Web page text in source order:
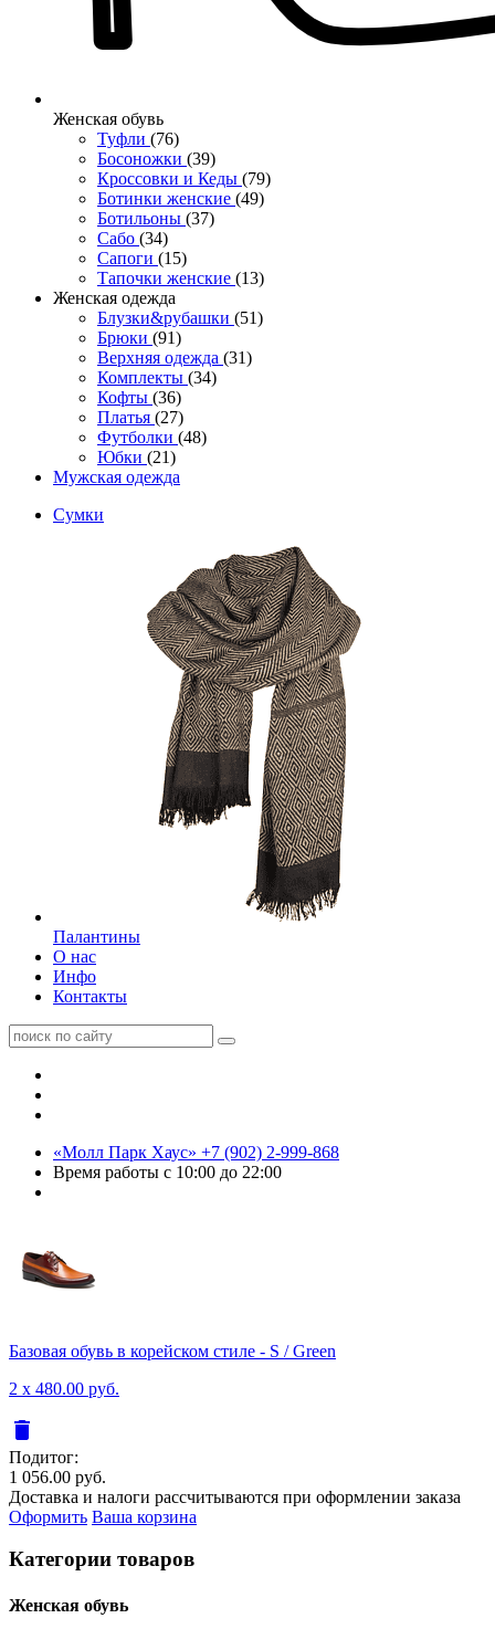
Женcкая обувь
Туфли (76)
Босоножки (39)
Кроссовки и Кеды (79)
Ботинки женские (49)
Ботильоны (37)
Сабо (34)
Сапоги (15)
Тапочки женские (13)
Женская одежда
Блузки&рубашки (51)
Брюки (91)
Верхняя одежда (31)
Комплекты (34)
Кофты (36)
Платья (27)
Футболки (48)
Юбки (21)
Мужская одежда
Сумки
Палантины
О нас
Инфо
Контакты
«Молл Парк Хаус» +7 (902) 2-999-868
Время работы с 10:00 до 22:00
Базовая обувь в корейском стиле - S / Green
2 x 480.00 руб.
delete
Подитог:
1 056.00 руб.
Доставка и налоги рассчитываются при оформлении заказа
Оформить Ваша корзина
Категории товаров
Женcкая обувь